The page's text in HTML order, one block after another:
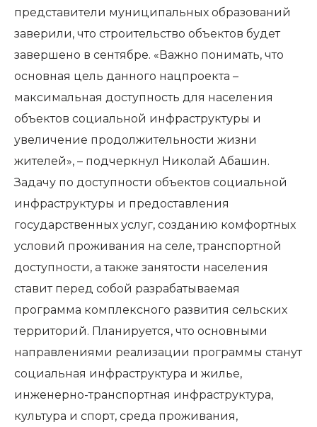
представители муниципальных образований
заверили, что строительство объектов будет
завершено в сентябре. «Важно понимать, что
основная цель данного нацпроекта –
максимальная доступность для населения
объектов социальной инфраструктуры и
увеличение продолжительности жизни
жителей», – подчеркнул Николай Абашин.
Задачу по доступности объектов социальной
инфраструктуры и предоставления
государственных услуг, созданию комфортных
условий проживания на селе, транспортной
доступности, а также занятости населения
ставит перед собой разрабатываемая
программа комплексного развития сельских
территорий. Планируется, что основными
направлениями реализации программы станут
социальная инфраструктура и жилье,
инженерно-транспортная инфраструктура,
культура и спорт, среда проживания,